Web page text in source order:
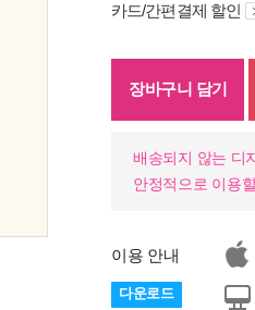
카드/간편결제 할인
장바구니 담기
배송되지 않는 디
안정적으로 이용
이용 안내
다운로드